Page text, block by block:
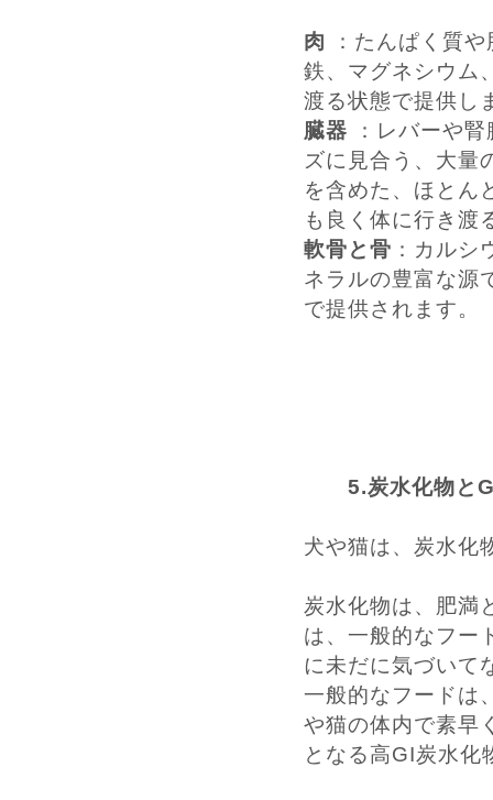
肉 ：たんぱく質
鉄、マグネシウム
渡る状態で提供し
臓器 ：レバーや
ズに見合う、大量
を含めた、ほとん
も良く体に行き渡
軟骨と骨 ：カルシ
ネラルの豊富な源
で提供されます。
5.炭水化物と
犬や猫は、炭水化
炭水化物は、肥満
は、一般的なフー
に未だに気づいて
一般的なフードは
や猫の体内で素早
となる高GI炭水化